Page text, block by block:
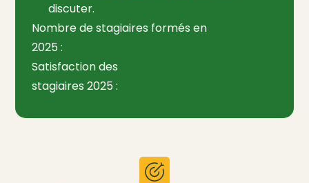
discuter.
Nombre de stagiaires formés en
2025 :
Satisfaction des
stagiaires 2025 :